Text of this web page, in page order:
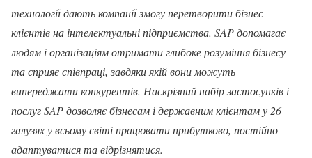
технології дають компанії змогу перетворити бізнес
клієнтів на інтелектуальні підприємства. SAP допомагає
людям і організаціям отримати глибоке розуміння бізнесу
та сприяє співпраці, завдяки якій вони можуть
випереджати конкурентів. Наскрізний набір застосунків і
послуг SAP дозволяє бізнесам і державним клієнтам у 26
галузях у всьому світі працювати прибутково, постійно
адаптуватися та відрізнятися.